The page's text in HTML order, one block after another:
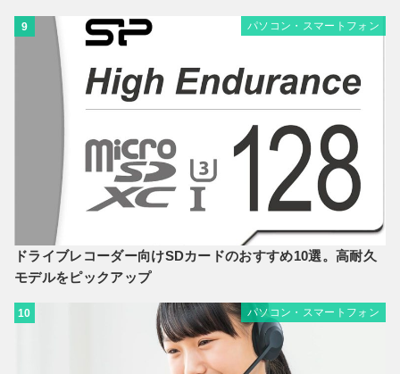
9 パソコン・スマートフォン
ドライブレコーダー向けSDカードのおすすめ10選。高耐久
モデルをピックアップ
10 パソコン・スマートフォン